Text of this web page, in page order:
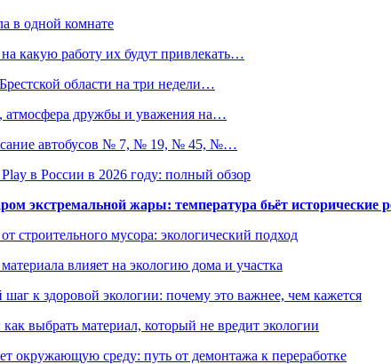
в одной комнате
какую работу их будут привлекать…
области на три недели…
атмосфера дружбы и уважения на…
автобусов № 7, № 19, № 45, №…
в России в 2026 году: полный обзор
экстремальной жары: температура бьёт исторические
строительного мусора: экологический подход
влияет на экологию дома и участка
к здоровой экологии: почему это важнее, чем кажется
выбрать материал, который не вредит экологии
окружающую среду: путь от демонтажа к переработке